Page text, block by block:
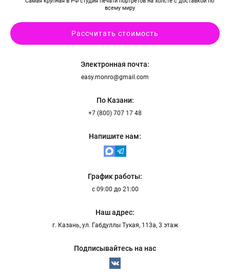
всему миру
Рассчитать стоимость
Электронная почта:
easy.monro@gmail.com
По Казани:
+7 (800) 707 17 48
Напишите нам:
График работы:
с 09:00 до 21:00
Наш адрес:
г. Казань, ул. Габдуллы Тукая, 113а, 3 этаж
Подписывайтесь на нас